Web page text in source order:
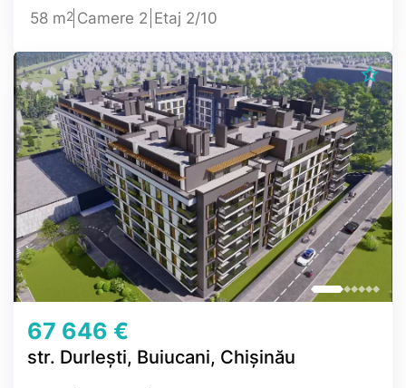
58 m2 Camere 2 Etaj 2/10
67 646 €
str. Durlești, Buiucani, Chișinău